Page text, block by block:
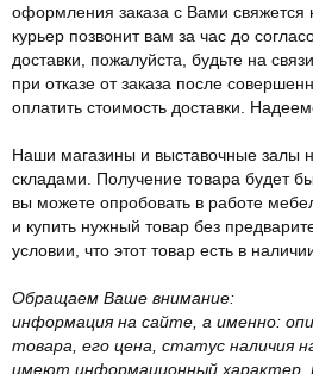
оформления заказа с Вами свяжется
курьер позвонит вам за час до
доставки, пожалуйста, будьте на связи
при отказе от заказа после
оплатить стоимость доставки.
Наши магазины и выставочные залы
складами. Получение товара будет
вы можете опробовать в работе
и купить нужный товар без
условии, что этот товар есть в
Обращаем Ваше внимание:
информация на сайте, а именно:
товара, его цена, статус наличия
имеют информационный характер.